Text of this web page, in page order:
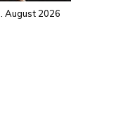
August 2026